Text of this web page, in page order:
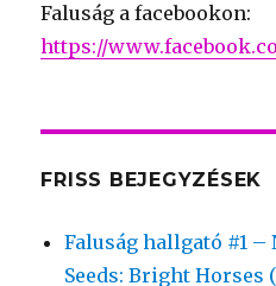
Faluság a facebookon:
https://
FRISS BEJEGYZÉSEK
Faluság hallgató #1 –
Seeds: Bright Horses